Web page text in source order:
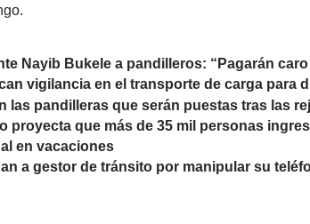
Nayib Bukele a pandilleros: “Pagarán
vigilancia en el transporte de carga para
las pandilleras que serán puestas tras las
proyecta que más de 35 mil personas
en vacaciones
a gestor de tránsito por manipular su